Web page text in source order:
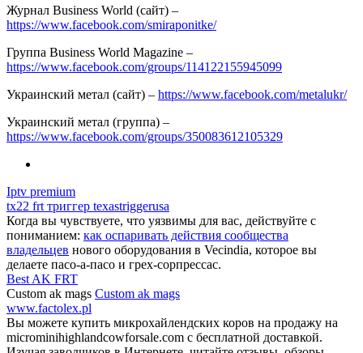
Журнал Business World (сайт) –
https://www.facebook.com/smiraponitke/
Группа Business World Magazine –
https://www.facebook.com/groups/114122155945099
Украинский метал (сайт) – https://www.facebook.com/metalukr/
Украинский метал (группа) –
https://www.facebook.com/groups/350083612105329
Iptv premium
tx22 frt триггер texastriggerusa
Когда вы чувствуете, что уязвимы для вас, действуйте с
пониманием: как оспаривать действия сообщества
владельцев нового оборудования в Vecindia, которое вы
делаете пасо-а-пасо и грех-сорпрессас.
Best AK FRT
Custom ak mags Custom ak mags
www.factolex.pl
Вы можете купить микрохайлендских коров на продажу на
microminihighlandcowforsale.com с бесплатной доставкой.